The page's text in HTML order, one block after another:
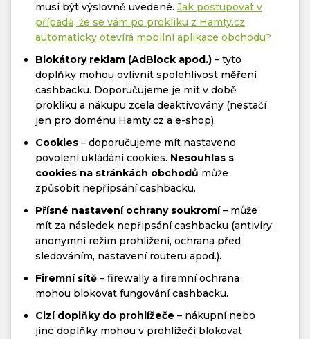
musí být výslovně uvedené. Jak postupovat v
případě, že se vám po prokliku z Hamty.cz
automaticky otevírá mobilní aplikace obchodu?
Blokátory reklam (AdBlock apod.) – tyto
doplňky mohou ovlivnit spolehlivost měření
cashbacku. Doporučujeme je mít v době
prokliku a nákupu zcela deaktivovány (nestačí
jen pro doménu Hamty.cz a e-shop).
Cookies – doporučujeme mít nastaveno
povolení ukládání cookies. Nesouhlas s
cookies na stránkách obchodů může
způsobit nepřipsání cashbacku.
Přísné nastavení ochrany soukromí– může
mít za následek nepřipsání cashbacku (antiviry,
anonymní režim prohlížení, ochrana před
sledováním, nastavení routeru apod.).
Firemní sítě – firewally a firemní ochrana
mohou blokovat fungování cashbacku.
Cizí doplňky do prohlížeče – nákupní nebo
jiné doplňky mohou v prohlížeči blokovat